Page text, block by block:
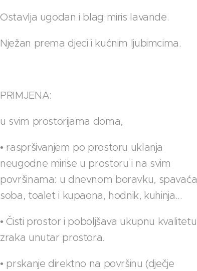
Ostavlja ugodan i blag miris lavande.
Nježan prema djeci i kućnim ljubimcima.
PRIMJENA:
u svim prostorijama doma,
• raspršivanjem po prostoru uklanja
neugodne mirise u prostoru i na svim
površinama: u dnevnom boravku, spavaća
soba, toalet i kupaona, hodnik, kuhinja...
• Čisti prostor i poboljšava ukupnu kvalitetu
zraka unutar prostora.
• prskanje direktno na površinu (dječje